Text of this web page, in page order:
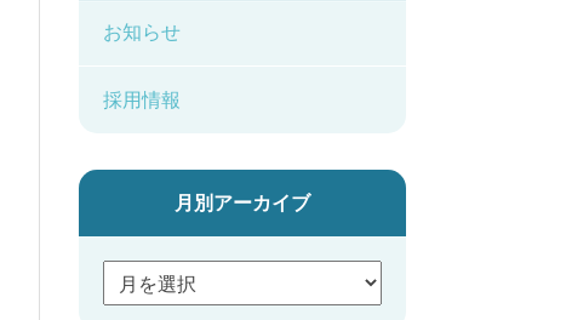
お知らせ
採用情報
月別アーカイブ